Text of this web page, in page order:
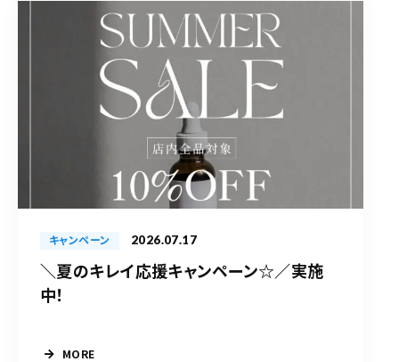
キャンペーン 2026.07.17
＼夏のキレイ応援キャンペーン☆／実施
中！
MORE